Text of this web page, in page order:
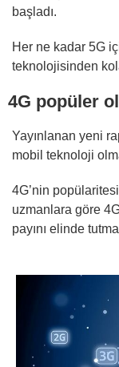
başladı.
Her ne kadar 5G
teknolojisinden
4G popüler
Yayınlanan yeni
mobil teknoloji
4G’nin
uzmanlara göre
payını elinde